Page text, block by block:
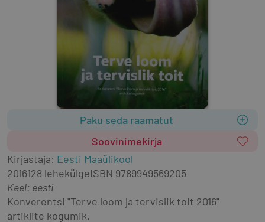
Paku seda raamatut
Soovinimekirja
Kirjastaja: Eesti Maaülikool
2016128 lehekülgeISBN 9789949569205
Keel: eesti
Konverentsi "Terve loom ja tervislik toit 2016"
artiklite kogumik.